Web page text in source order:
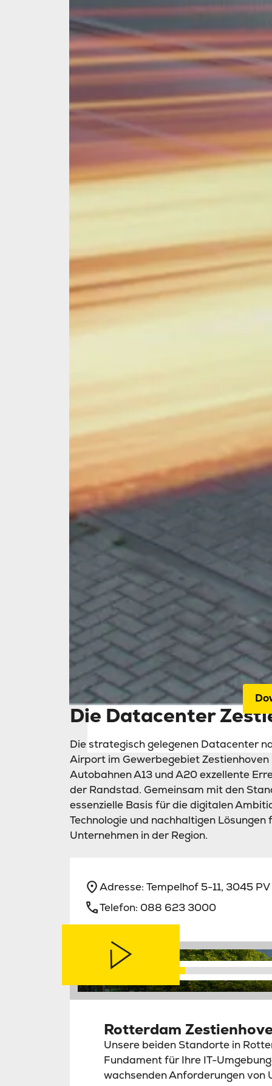
Home
Die Datacenter
Die strategisch gelegenen Datacenter
Airport im Gewerbegebiet
Autobahnen A13 und A20 exzellente
der Randstad. Gemeinsam mit den
essenzielle Basis für die digitalen
Technologie und nachhaltigen
Unternehmen in der Region.
Adresse: Tempelhof 5-11, 3045
Telefon: 088 623 3000
1 Min. ansehen
Rotterdam
Unsere beiden Standorte in
Fundament für Ihre IT-
wachsenden Anforderungen von